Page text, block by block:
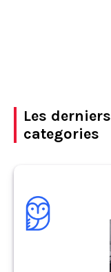
Les derniers
categories